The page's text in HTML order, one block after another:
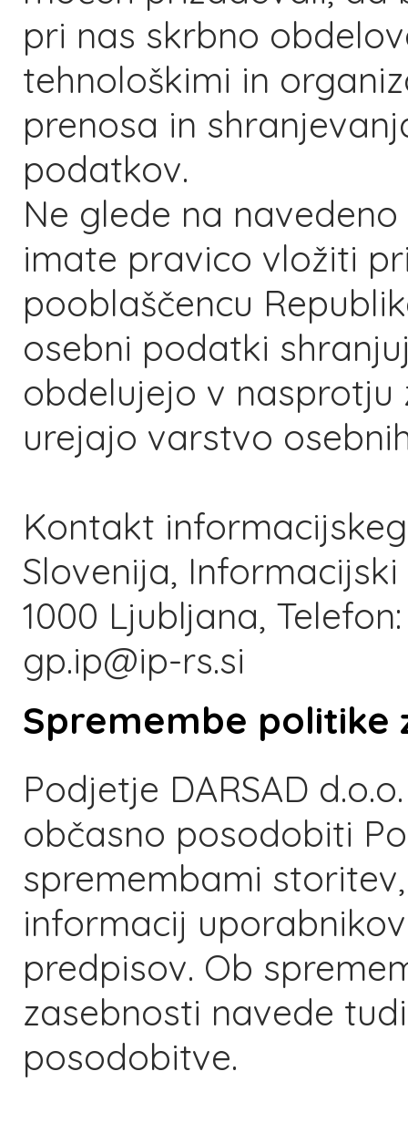
pri nas skrbno
tehnološkimi in
prenosa in
podatkov.
Ne glede na
imate pravico vložiti
pooblaščencu
osebni podatki
obdelujejo v nasprotju
urejajo varstvo
Kontakt
Slovenija,
1000 Ljubljana,
gp.ip@ip-rs.si
Spremembe politike
Podjetje DARSAD
občasno posodobiti
spremembami
informacij
predpisov. Ob
zasebnosti navede
posodobitve.